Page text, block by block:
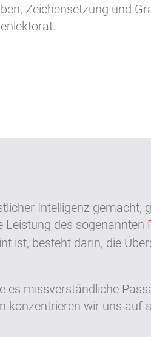
Zeichensetzung und
Intelligenz gemacht,
Leistung des sogenannten
ist, besteht darin, die
es missverständliche
konzentrieren wir uns auf